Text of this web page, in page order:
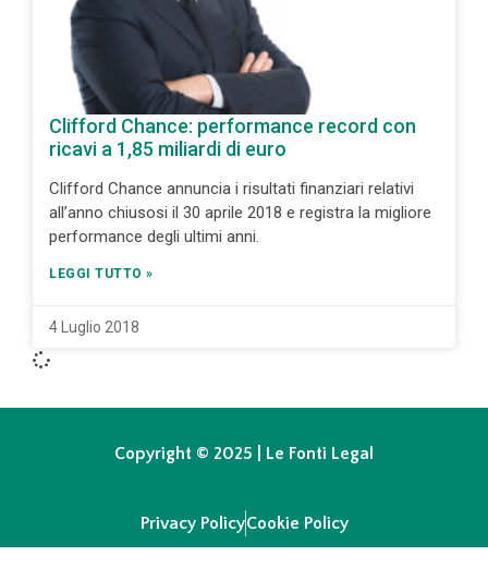
Clifford Chance: performance record con
ricavi a 1,85 miliardi di euro
Clifford Chance annuncia i risultati finanziari relativi
all’anno chiusosi il 30 aprile 2018 e registra la migliore
performance degli ultimi anni.
LEGGI TUTTO »
4 Luglio 2018
Copyright © 2025 | Le Fonti Legal
Privacy PolicyCookie Policy